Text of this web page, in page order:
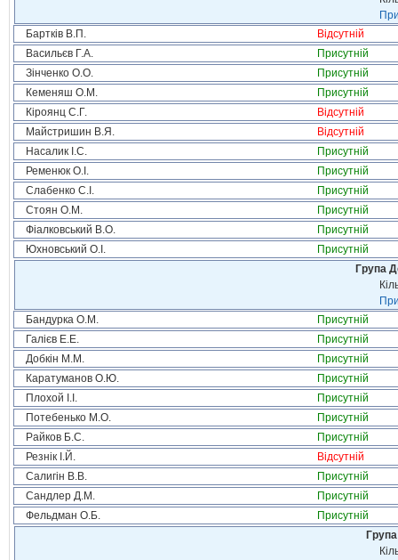
Бартків В.П.
Відсутній
Васильєв Г.А.
Присутній
Зінченко О.О.
Присутній
Кеменяш О.М.
Присутній
Кіроянц С.Г.
Відсутній
Майстришин В.Я.
Відсутній
Насалик І.С.
Присутній
Ременюк О.І.
Присутній
Слабенко С.І.
Присутній
Стоян О.М.
Присутній
Фіалковський В.О.
Присутній
Юхновський О.І.
Присутній
Група
Бандурка О.М.
Присутній
Галієв Е.Е.
Присутній
Добкін М.М.
Присутній
Каратуманов О.Ю.
Присутній
Плохой І.І.
Присутній
Потебенько М.О.
Присутній
Райков Б.С.
Присутній
Резнік І.Й.
Відсутній
Салигін В.В.
Присутній
Сандлер Д.М.
Присутній
Фельдман О.Б.
Присутній